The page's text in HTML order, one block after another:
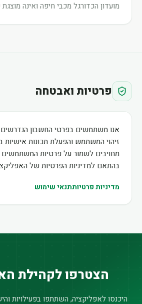
מועדון הכדורגל מכבי חיפה ואינה מוצגת
פרטיות ואבטחה
אנו משתמשים בפרטי החשבון הנדרשים
זיהוי המשתמש והפעלת תכונות אישיות
מחויבים לשמור על פרטיות
בהתאם למדיניות הפרטיות של
מדיניות פרטיותתנאי שימוש
הצטרפו לקהילת
היכנסו לאפליקציה, השתתפו בפעילויות